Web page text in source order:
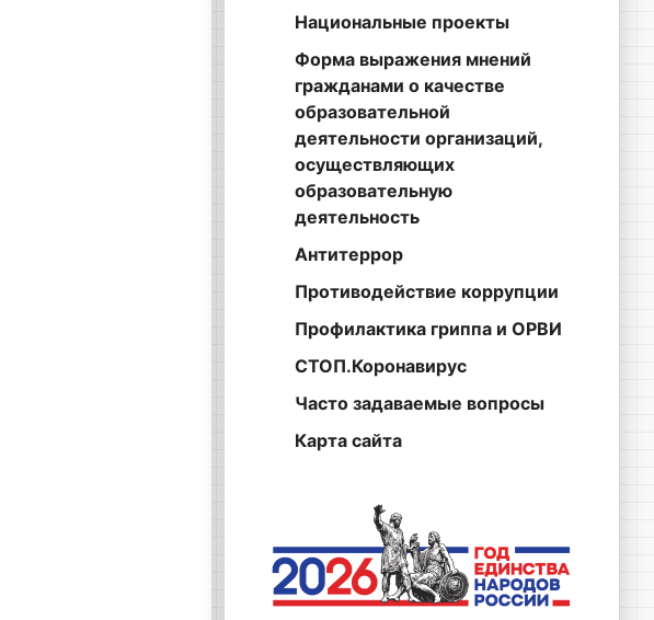
Национальные проекты
Форма выражения мнений
гражданами о качестве
образовательной
деятельности организаций,
осуществляющих
образовательную
деятельность
Антитеррор
Противодействие коррупции
Профилактика гриппа и ОРВИ
СТОП.Коронавирус
Часто задаваемые вопросы
Карта сайта